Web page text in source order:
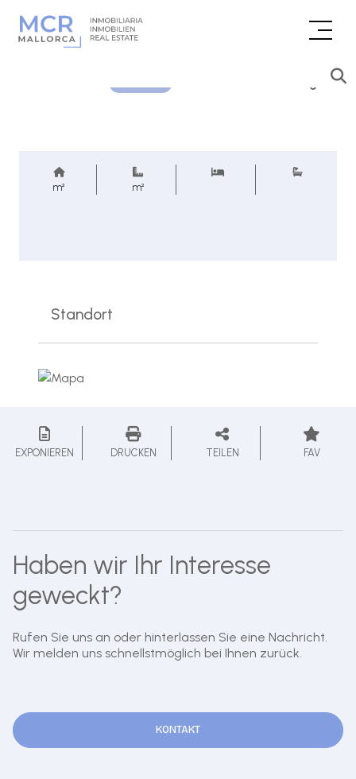
m² m²
Standort
EXPONIEREN DRUCKEN TEILEN FAV
Haben wir Ihr Interesse
geweckt?
Rufen Sie uns an oder hinterlassen Sie eine Nachricht.
Wir melden uns schnellstmöglich bei Ihnen zurück.
KONTAKT